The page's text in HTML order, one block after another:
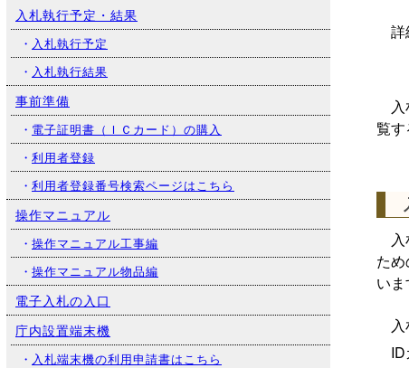
入札執行予定・結果
・ 入札執行予定
・ 入札執行結果
事前準備
・ 電子証明書（ＩＣカード）の購入
・ 利用者登録
・ 利用者登録番号検索ページはこちら
操作マニュアル
・ 操作マニュアル工事編
・ 操作マニュアル物品編
電子入札の入口
庁内設置端末機
・ 入札端末機の利用申請書はこちら
詳
入
覧
入
た
いま
入
ID